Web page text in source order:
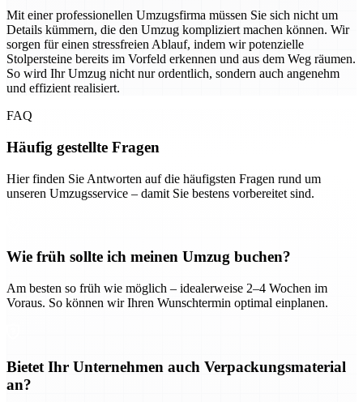
Mit einer professionellen Umzugsfirma müssen Sie sich nicht um
Details kümmern, die den Umzug kompliziert machen können. Wir
sorgen für einen stressfreien Ablauf, indem wir potenzielle
Stolpersteine bereits im Vorfeld erkennen und aus dem Weg räumen.
So wird Ihr Umzug nicht nur ordentlich, sondern auch angenehm
und effizient realisiert.
FAQ
Häufig gestellte Fragen
Hier finden Sie Antworten auf die häufigsten Fragen rund um
unseren Umzugsservice – damit Sie bestens vorbereitet sind.
Wie früh sollte ich meinen Umzug buchen?
Am besten so früh wie möglich – idealerweise 2–4 Wochen im
Voraus. So können wir Ihren Wunschtermin optimal einplanen.
Bietet Ihr Unternehmen auch Verpackungsmaterial
an?